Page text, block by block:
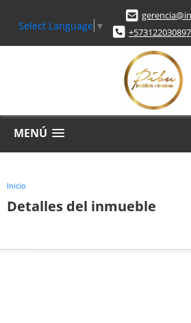
Select Language ▼
+573122030897
MENÚ
Inicio
Detalles del inmueble